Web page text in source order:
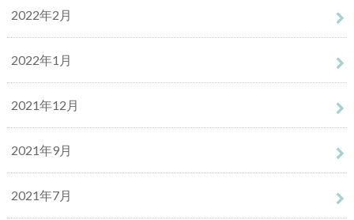
2022年2月
2022年1月
2021年12月
2021年9月
2021年7月